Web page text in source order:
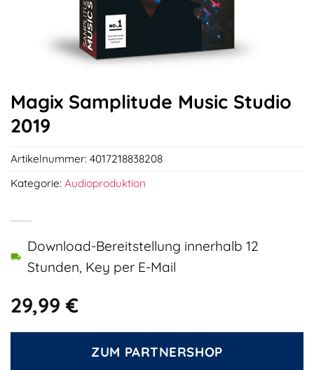
Magix Samplitude Music Studio
2019
29,99€
Download-Bereitstellung innerhalb 12
Stunden, Key per E-Mail
ZUM PARTNERSHOP
Artikelnummer: 4017218838208
Kategorie: Audioproduktion